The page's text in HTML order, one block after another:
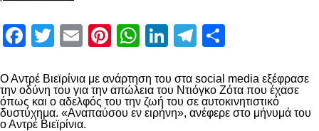
Facebook
Twitter
EmailPinterest
WhatsApp
LinkedIn
Telegram
Ο Αντρέ Βιεϊρίνια με ανάρτηση του στα social media εξέφρασε
την οδύνη του για την απώλεια του Ντιόγκο Ζότα που έχασε
όπως και ο αδελφός του την ζωή του σε αυτοκινητιστικό
δυστύχημα. «Αναπαύσου εν ειρήνη», ανέφερε στο μήνυμά του
ο Αντρέ Βιεϊρίνια.